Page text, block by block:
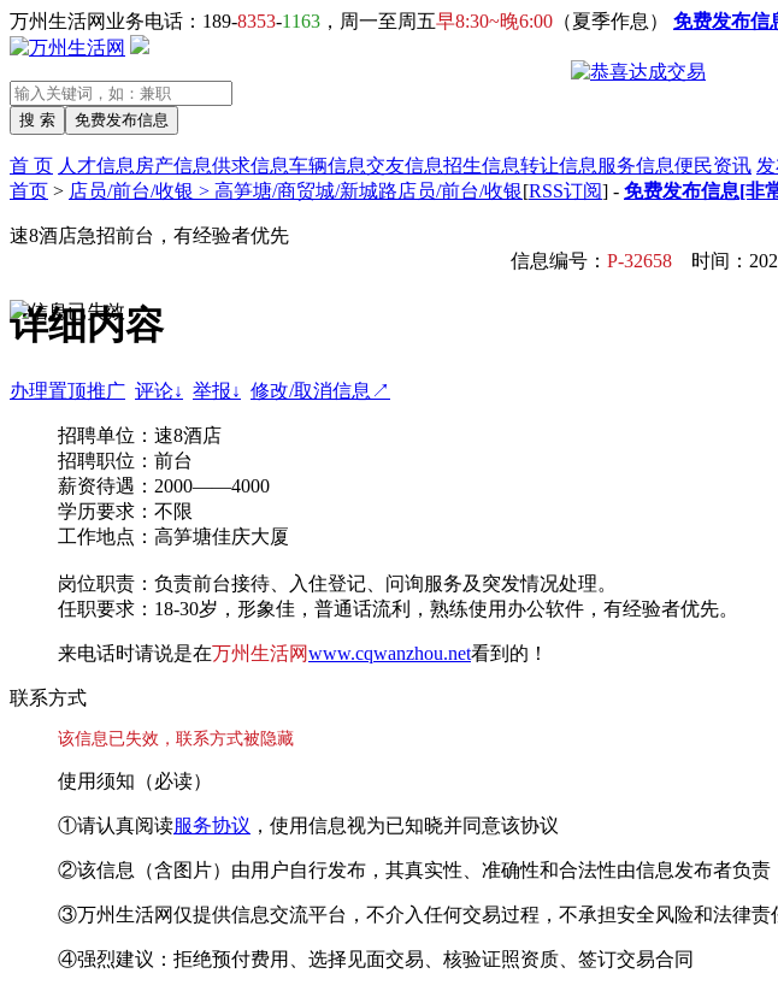
万州生活网业务电话：189-8353-1163 ，周一至周五早8:30~晚6:00 （夏季作息） 免费发布信
首 页 人才信息 房产信息供求信息车辆信息交友信息招生信息转让信息 服务信息便民资讯
首页 > 店员/前台/收银 > 高笋塘/商贸城/新城路店员/前台/收银[RSS订阅] - 免费发布信息[非
速8酒店急招前台，有经验者优先
信息编号： P-32658 时间：
详细内容
办理置顶推广 评论↓ 举报↓ 修改/取消信息↗
招聘单位：速8酒店
招聘职位：前台
薪资待遇：2000——4000
学历要求：不限
工作地点：高笋塘佳庆大厦
岗位职责：负责前台接待、入住登记、问询服务及突发情况处理。
任职要求：18-30岁，形象佳，普通话流利，熟练使用办公软件，有经验者优先。
来电话时请说是在万州生活网www.cqwanzhou.net看到的！
联系方式
该信息已失效，联系方式被隐藏
使用须知（必读）
①请认真阅读服务协议 ，使用信息视为已知晓并同意该协议
②该信息（含图片）由用户自行发布，其真实性、准确性和合法性由信息发布者负责
③万州生活网仅提供信息交流平台，不介入任何交易过程，不承担安全风险和法律责
④强烈建议：拒绝预付费用、选择见面交易、核验证照资质、签订交易合同